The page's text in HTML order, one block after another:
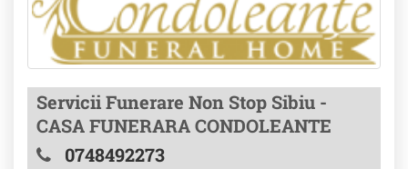
Servicii Funerare Non Stop Sibiu -
CASA FUNERARA CONDOLEANTE
0748492273